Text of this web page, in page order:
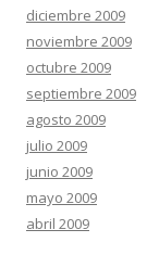
diciembre 2009
noviembre 2009
octubre 2009
septiembre 2009
agosto 2009
julio 2009
junio 2009
mayo 2009
abril 2009